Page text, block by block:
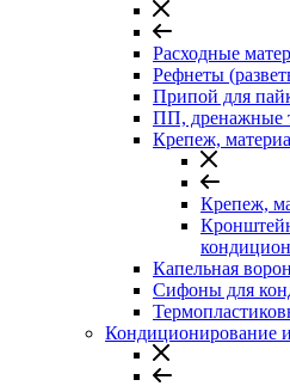
Расходные
Рефнеты
Припой для
ПП, дренажные
Крепеж,
Крепеж,
Капельная
Сифоны для
Кондиционирование